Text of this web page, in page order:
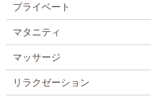
プライベート
マタニティ
マッサージ
リラクゼーション